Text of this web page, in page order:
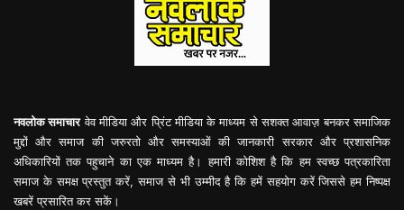
नवलोक समाचारवेव मीडिया और प्रिंट मीडिया के माध्यम से सशक्त आवाज़ बनकर समाजिक
मुद्दों और समाज की जरुरतो और समस्याओं की जानकारी सरकार और प्रशासनिक
अधिकारियों तक पहुचाने का एक माध्यम है। हमारी कोशिश है कि हम स्वच्छ पत्रकारिता
समाज के समक्ष प्रस्तुत करें, समाज से भी उम्मीद है कि हमें सहयोग करें जिससे हम निष्पक्ष
खबरें प्रसारित कर सकें।